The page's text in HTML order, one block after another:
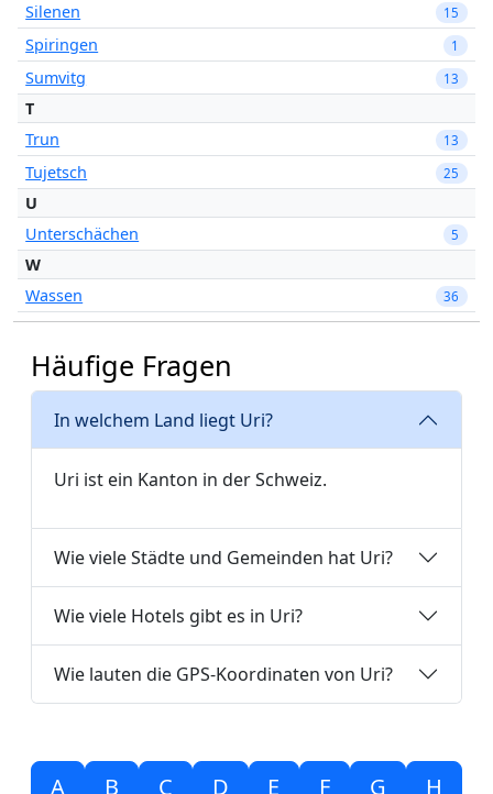
Silenen 15
Spiringen 1
Sumvitg 13
T
Trun
13
Tujetsch 25
U
Unterschächen
5
W
Wassen
36
Häufige Fragen
In welchem Land liegt Uri?
Uri ist ein Kanton in der Schweiz.
Wie viele Städte und Gemeinden hat Uri?
Wie viele Hotels gibt es in Uri?
Wie lauten die GPS-Koordinaten von Uri?
A B C D E F G H